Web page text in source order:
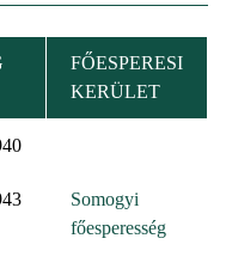
FŐESPERESI
KERÜLET
Somogyi
főesperesség